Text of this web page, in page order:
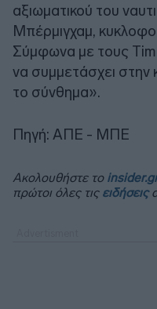
αξιωματικού του
Μπέρμιγχαμ,
Σύμφωνα με τους
να συμμετάσχει
το σύνθημα».
Πηγή: ΑΠΕ - ΜΠΕ
Ακολουθήστε το
πρώτοι όλες τις ειδήσεις